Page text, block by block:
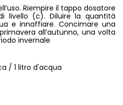
Riempire il tappo dosatore
livello (c). Diluire la quantità
e innaffiare. Concimare una
all’autunno, una volta
invernale
/ 1 litro d'acqua